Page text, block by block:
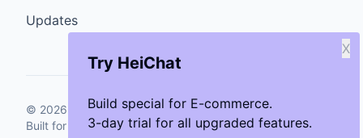
Try HeiChat
Build special for E-commerce.
3-day trial for all upgraded features.
X
Updates
© 2026 GenCybers Inc. All rights reserved.
Built for storefronts that want faster answers and cleaner